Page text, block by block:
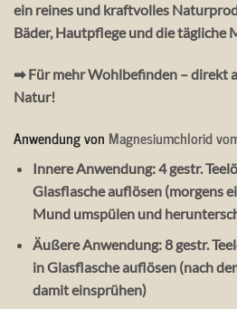
ein reines und kraftvolles
Bäder, Hautpflege und die tägliche
➡Für mehr Wohlbefinden – direkt
Natur!
Anwendung von Magnesiumchlorid
Innere Anwendung: 4 gestr.
Glasflasche auflösen (morgens
Mund umspülen und
Äußere Anwendung: 8 gestr.
in Glasflasche auflösen (nach
damit einsprühen)